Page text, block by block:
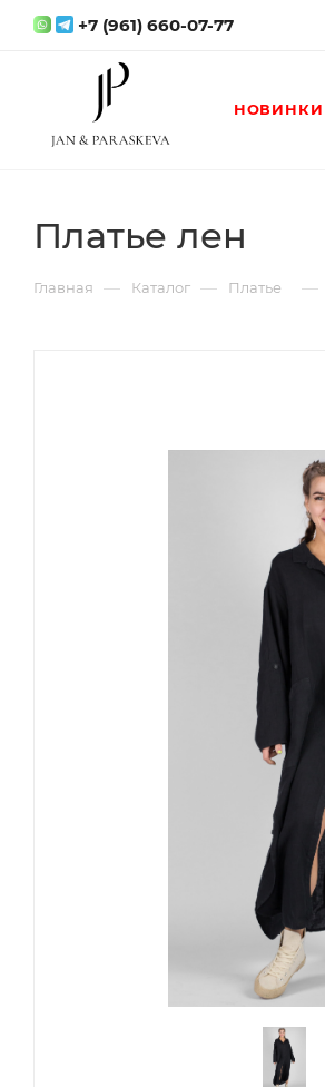
+7 (961) 660-07-77
НОВИНКИ
Платье лен
Главная — Каталог — Платье —